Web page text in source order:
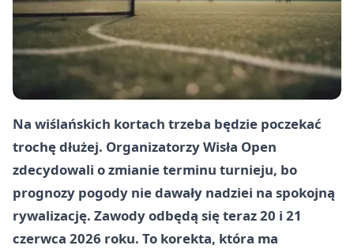
Na wiślańskich kortach trzeba będzie poczekać
trochę dłużej. Organizatorzy Wisła Open
zdecydowali o zmianie terminu turnieju, bo
prognozy pogody nie dawały nadziei na spokojną
rywalizację. Zawody odbędą się teraz 20 i 21
czerwca 2026 roku. To korekta, która ma